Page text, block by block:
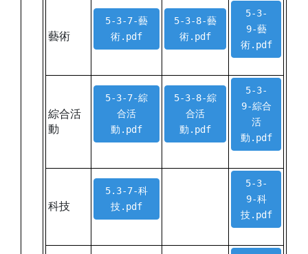
藝術
5-3-7-藝
術.pdf
5-3-8-藝
術.pdf
5-3-
9-藝
術.pdf
綜合活
動
5-3-7-綜
合活
動.pdf
5-3-8-綜
合活
動.pdf
5-3-
9-綜合
活
動.pdf
科技
5.3-7-科
技.pdf
5-3-
9-科
技.pdf